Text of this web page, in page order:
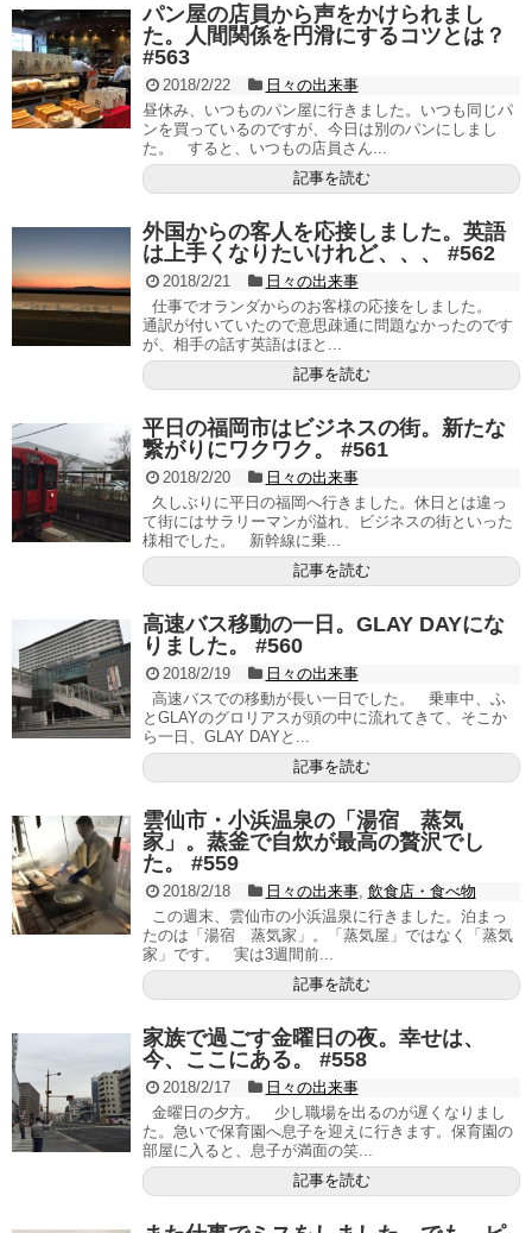
パン屋の店員から声をかけられまし
た。人間関係を円滑にするコツとは？
#563
2018/2/22
日々の出来事
昼休み、いつものパン屋に行きました。いつも同じパ
ンを買っているのですが、今日は別のパンにしまし
た。 すると、いつもの店員さん...
記事を読む
外国からの客人を応接しました。英語
は上手くなりたいけれど、、、 #562
2018/2/21
日々の出来事
仕事でオランダからのお客様の応接をしました。
通訳が付いていたので意思疎通に問題なかったのです
が、相手の話す英語はほと...
記事を読む
平日の福岡市はビジネスの街。新たな
繋がりにワクワク。 #561
2018/2/20
日々の出来事
久しぶりに平日の福岡へ行きました。休日とは違っ
て街にはサラリーマンが溢れ、ビジネスの街といった
様相でした。 新幹線に乗...
記事を読む
高速バス移動の一日。GLAY DAYにな
りました。 #560
2018/2/19
日々の出来事
高速バスでの移動が長い一日でした。 乗車中、ふ
とGLAYのグロリアスが頭の中に流れてきて、そこか
ら一日、GLAY DAYと...
記事を読む
雲仙市・小浜温泉の「湯宿 蒸気
家」。蒸釜で自炊が最高の贅沢でし
た。 #559
2018/2/18 日々の出来事, 飲食店・食べ物
この週末、雲仙市の小浜温泉に行きました。泊まっ
たのは「湯宿 蒸気家」。「蒸気屋」ではなく「蒸気
家」です。 実は3週間前...
記事を読む
家族で過ごす金曜日の夜。幸せは、
今、ここにある。 #558
2018/2/17
日々の出来事
金曜日の夕方。 少し職場を出るのが遅くなりまし
た。急いで保育園へ息子を迎えに行きます。保育園の
部屋に入ると、息子が満面の笑...
記事を読む